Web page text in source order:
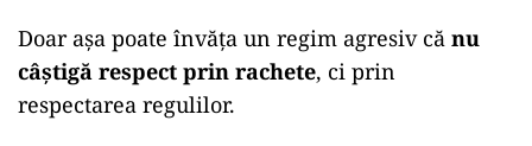
Doar așa poate învăța un regim agresiv că nu
câștigă respect prin rachete, ci prin
respectarea regulilor.